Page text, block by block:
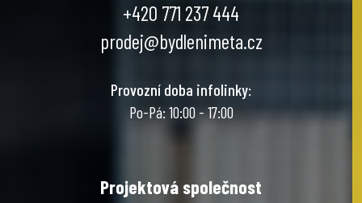
+420 771 237 444
prodej@bydlenimeta.cz
Provozní doba infolinky:
Po-Pá: 10:00 - 17:00
Projektová společnost